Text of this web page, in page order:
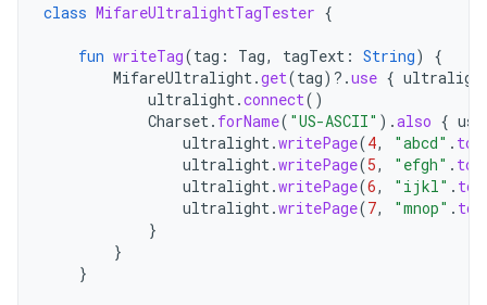
class MifareUltralightTagTester {
fun writeTag(tag : Tag, tagText : String)
{
MifareUltralight.get(tag) ?.use {
ultralight.connect()
Charset. forName( "US-ASCII" ).also {
ultralight.writePage(4, "abcd" .
ultralight.writePage(5, "efgh" .
ultralight.writePage(6, "ijkl" .
ultralight.writePage(7, "mnop" .
}
}
}